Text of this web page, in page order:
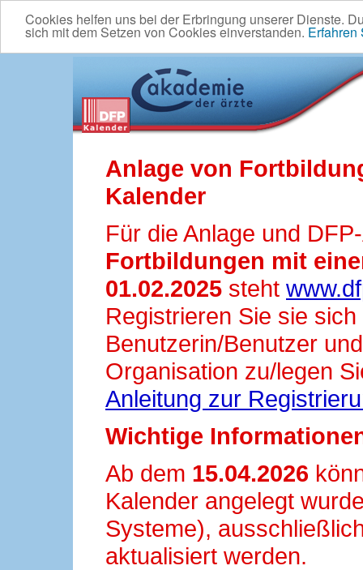
Cookies helfen uns bei der Erbringung unserer Dienste.
sich mit dem Setzen von Cookies einverstanden. Erfahren
Anlage von
Kalender
Für die Anlage und
Fortbildungen mit
01.02.2025 steht
Registrieren Sie sie
Benutzerin/Benutzer
Organisation zu/legen
Anleitung zur
Wichtige
Ab dem 15.04.2026
Kalender angelegt
Systeme),
aktualisiert werden.